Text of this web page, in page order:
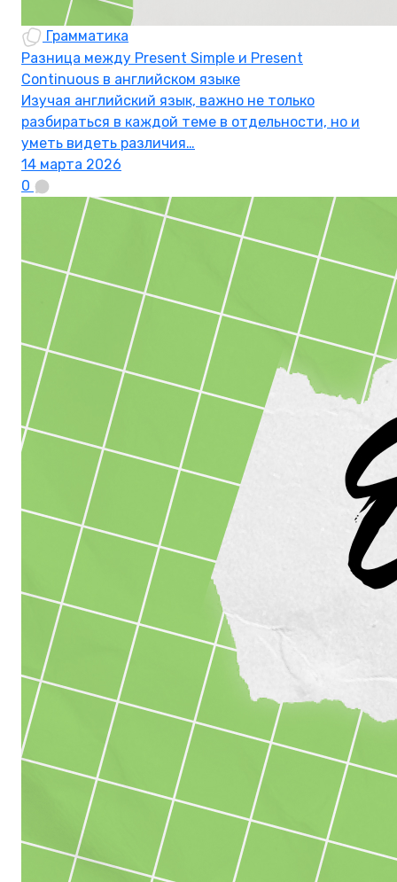
Грамматика
Разница между Present Simple и Present
Continuous в английском языке
Изучая английский язык, важно не только
разбираться в каждой теме в отдельности, но и
уметь видеть различия…
14 марта 2026
0